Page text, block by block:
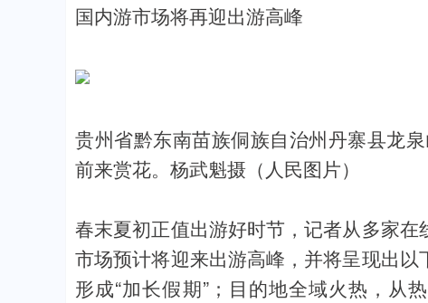
国内游市场将再迎出游高峰
贵州省黔东南苗族侗族自治州丹寨县龙
前来赏花。杨武魁摄（人民图片）
春末夏初正值出游好时节，记者从多家在
市场预计将迎来出游高峰，并将呈现出以
形成“加长假期”；目的地全域火热，从